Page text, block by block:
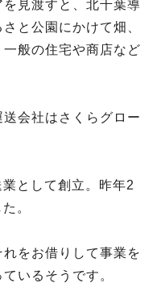
見渡すと、北千葉導
と公園にかけて畑、
般の住宅や商店など
会社はさくらグロー
として創立。昨年2
。
をお借りして事業を
いるそうです。